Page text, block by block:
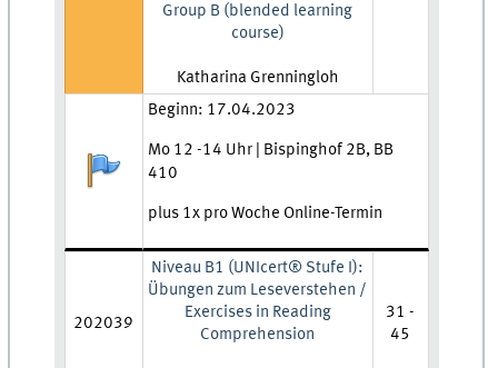
Group B (blended learning
course)
Lehrkraft:
Katharina Grenningloh
Anmeldestatus:
Zeit und Ort:
Beginn: 17.04.2023
Mo 12 -14 Uhr | Bispinghof 2B, BB
410
plus 1x pro Woche Online-Termin
202039
Niveau B1 (UNIcert® Stufe I):
Übungen zum Leseverstehen /
Exercises in Reading
Comprehension
31 -
45